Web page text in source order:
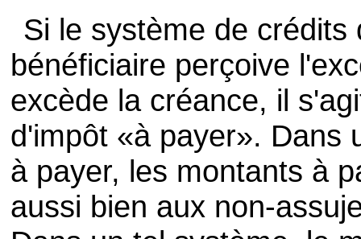
Si le système de crédits
bénéficiaire perçoive
excède la créance, il
d'impôt «à payer». Dans
à payer, les montants à
aussi bien aux non-